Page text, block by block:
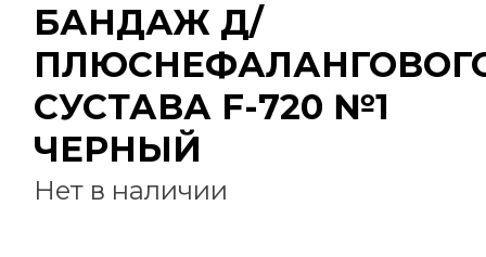
БАНДАЖ Д/
СУСТАВА F-720 №1
ЧЕРНЫЙ
Нет в наличии